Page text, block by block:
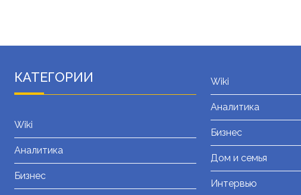
КАТЕГОРИИ
Wiki
Аналитика
Бизнес
Wiki
Аналитика
Бизнес
Дом и семья
Интервью